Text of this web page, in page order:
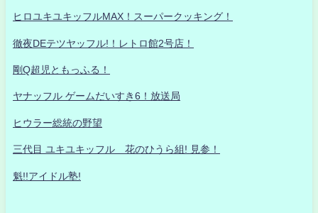
ヒロユキユキッフルMAX！スーパークッキング！
徹夜DEテツヤッフル!！レトロ館2号店！
剛Q超児ともっふる！
ヤナッフル ゲームだいすき6！放送局
ヒウラー総統の野望
三代目 ユキユキッフル 花のひうら組! 見参！
魁!!アイドル塾!